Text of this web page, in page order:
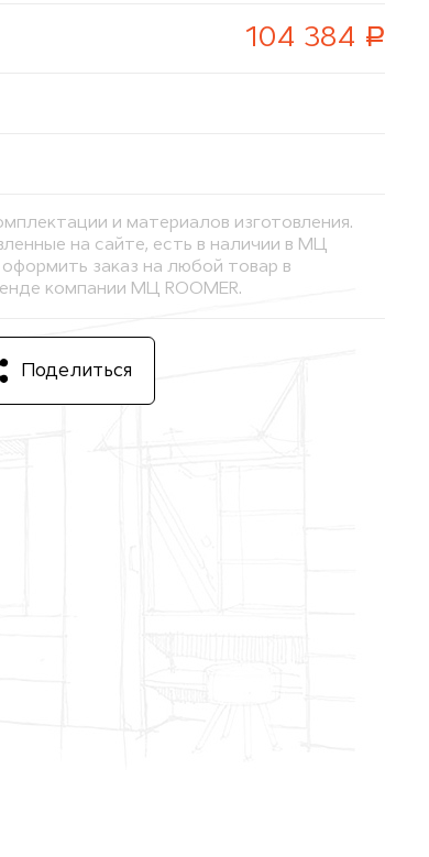
104 384 руб.
и материалов изготовления.
на сайте, есть в наличии в МЦ
заказ на любой товар в
компании МЦ ROOMER.
Поделиться